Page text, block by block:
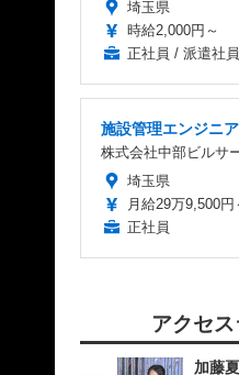
埼玉県
時給2,000円～
正社員 / 派遣社員
施設管理エンジニア
株式会社中部ビルサ
埼玉県
月給29万9,500円
正社員
アクセ
加藤